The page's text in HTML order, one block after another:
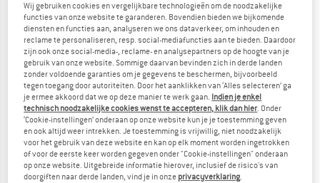
CMP
Trekking Sock Wool Mid
Wandelsokken
€ 15,95
5,0(1)
CMP
Women's Nyf WP
Winterschoenen
€ 119,95€ 101,96
5,0 (1)
Wij gebruiken cookies en vergelijkbare technologieën om de noodzakelijke
functies van onze website te garanderen. Bovendien bieden we bijkomende
diensten en functies aan, analyseren we ons dataverkeer, om inhouden en
reclame te personaliseren, resp. social-mediafuncties aan te bieden. Daardoor
zijn ook onze social-media-, reclame- en analysepartners op de hoogte van je
gebruik van onze website. Sommige daarvan bevinden zich in derde landen
zonder voldoende garanties om je gegevens te beschermen, bijvoorbeeld
tegen toegang door autoriteiten. Door het aanklikken van ‘Alles selecteren’ ga
je ermee akkoord dat we op deze manier te werk gaan. Indien je enkel
technisch noodzakelijke cookies wenst te accepteren, klik dan hier. Onder
‘Cookie-instellingen’ onderaan op onze website kun je je toestemming geven
en ook altijd weer intrekken. Je toestemming is vrijwillig, niet noodzakelijk
voor het gebruik van deze website en kan op elk moment worden ingetrokken
of voor de eerste keer worden gegeven onder "Cookie-instellingen" onderaan
op onze website. Uitgebreide informatie hierover, inclusief de risico's van
doorgiften naar derde landen, vind je in onze privacyverklaring.